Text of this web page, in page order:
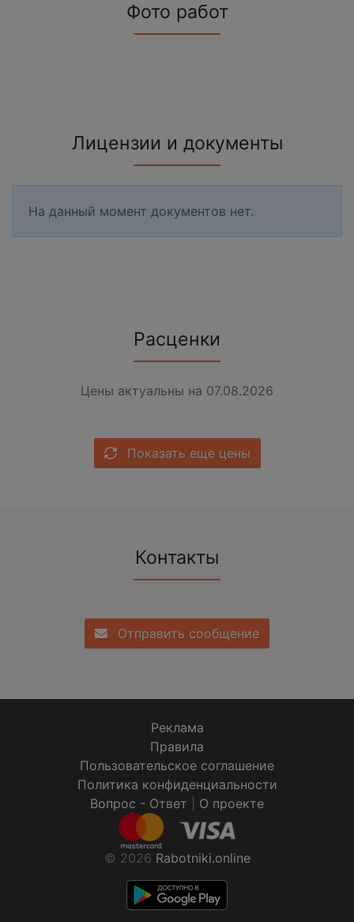
Фото работ
Лицензии и документы
На данный момент документов нет.
Расценки
Цены актуальны на 07.08.2026
Показать еще цены
Контакты
Отправить сообщение
Реклама
Правила
Пользовательское соглашение
Политика конфиденциальности
Вопрос - Ответ
О проекте
© 2026 Rabotniki.online